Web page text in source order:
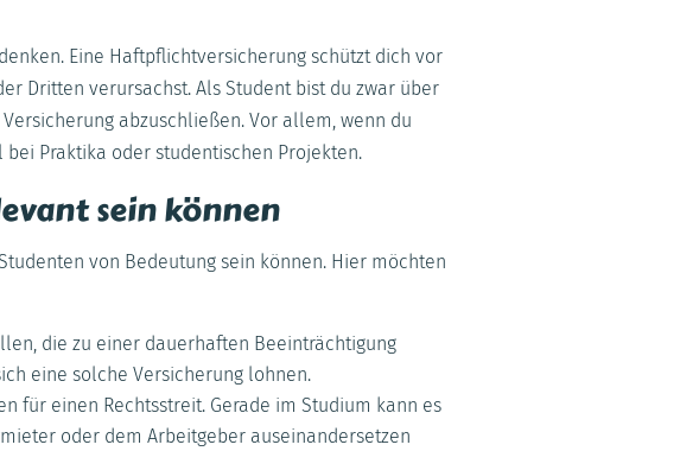
Eine Haftpflichtversicherung schützt dich vor
Dritten verursachst. Als Student bist du zwar über
abzuschließen. Vor allem, wenn du
Praktika oder studentischen Projekten.
sein können
von Bedeutung sein können. Hier möchten
die zu einer dauerhaften Beeinträchtigung
eine solche Versicherung lohnen.
für einen Rechtsstreit. Gerade im Studium kann es
oder dem Arbeitgeber auseinandersetzen